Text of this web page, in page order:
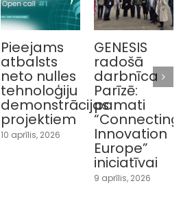
Pieejams
atbalsts
neto nulles
tehnoloģiju
demonstrācijas
projektiem
10 aprīlis, 2026
GENESIS
radošā
darbnīca
Parīzē:
pamati
“Connecting
Innovation
Europe”
iniciatīvai
9 aprīlis, 2026